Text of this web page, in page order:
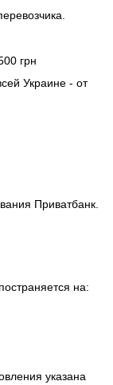
грн
Украине - от
Приватбанк.
на:
указана